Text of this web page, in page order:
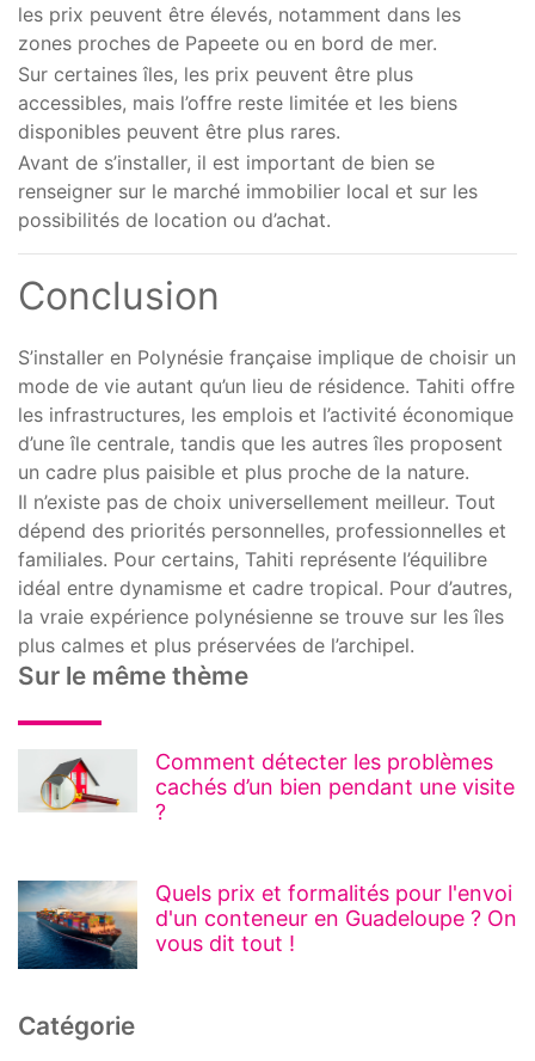
les prix peuvent être élevés, notamment dans les
zones proches de Papeete ou en bord de mer.
Sur certaines îles, les prix peuvent être plus
accessibles, mais l’offre reste limitée et les biens
disponibles peuvent être plus rares.
Avant de s’installer, il est important de bien se
renseigner sur le marché immobilier local et sur les
possibilités de location ou d’achat.
Conclusion
S’installer en Polynésie française implique de choisir un
mode de vie autant qu’un lieu de résidence. Tahiti offre
les infrastructures, les emplois et l’activité économique
d’une île centrale, tandis que les autres îles proposent
un cadre plus paisible et plus proche de la nature.
Il n’existe pas de choix universellement meilleur. Tout
dépend des priorités personnelles, professionnelles et
familiales. Pour certains, Tahiti représente l’équilibre
idéal entre dynamisme et cadre tropical. Pour d’autres,
la vraie expérience polynésienne se trouve sur les îles
plus calmes et plus préservées de l’archipel.
Sur le même thème
Comment détecter les problèmes
cachés d’un bien pendant une visite
?
Quels prix et formalités pour l'envoi
d'un conteneur en Guadeloupe ? On
vous dit tout !
Catégorie